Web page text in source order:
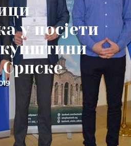
у посјети